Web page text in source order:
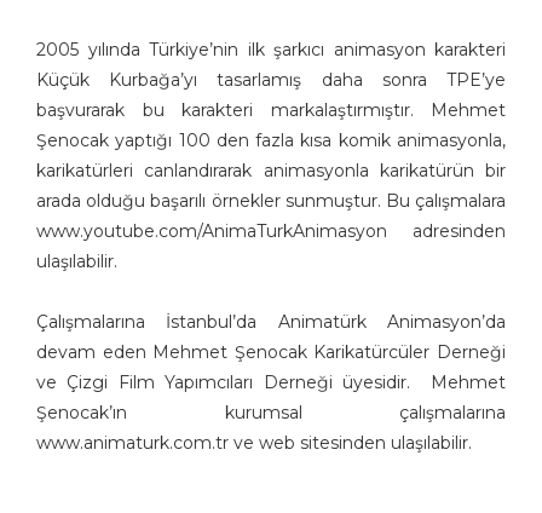
Bülent Cevdet Karaköse
Bülent Oktay
Cafer Zorlu
Cem Koç
Cemalettin Güzeloğlu
Cihan Demirci
Cumhur Gazioğlu
Emin M. Çizmeci
Engin Selçuk
Eray Özbek
Ercan Akyol
Ekrem Kılıç
2005 yılında Türkiye’nin ilk şarkıcı animasyon karakteri
Küçük Kurbağa’yı tasarlamış daha sonra TPE’ye
başvurarak bu karakteri markalaştırmıştır. Mehmet
Şenocak yaptığı 100 den fazla kısa komik animasyonla,
karikatürleri canlandırarak animasyonla karikatürün bir
arada olduğu başarılı örnekler sunmuştur. Bu çalışmalara
www.youtube.com/AnimaTurkAnimasyon adresinden
ulaşılabilir.
Çalışmalarına İstanbul’da Animatürk Animasyon’da
devam eden Mehmet Şenocak Karikatürcüler Derneği
ve Çizgi Film Yapımcıları Derneği üyesidir. Mehmet
Şenocak’ın kurumsal çalışmalarına
www.animaturk.com.tr ve web sitesinden ulaşılabilir.